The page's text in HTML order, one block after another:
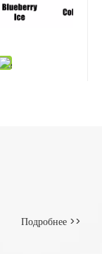
Подробнее >>